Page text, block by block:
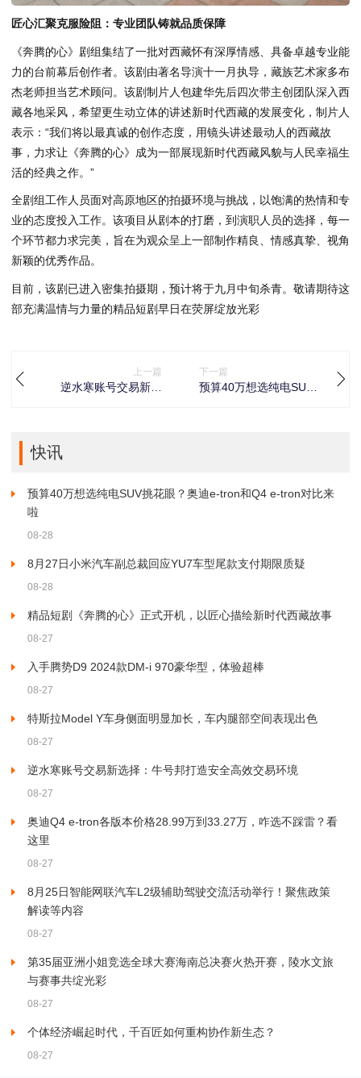
匠心汇聚克服险阻：专业团队铸就品质保障
《奔腾的心》剧组集结了一批对西藏怀有深厚情感、具备卓越专业能
力的台前幕后创作者。该剧由著名导演十一月执导，藏族艺术家多布
杰老师担当艺术顾问。该剧制片人包建华先后四次带主创团队深入西
藏各地采风，希望更生动立体的讲述新时代西藏的发展变化，制片人
表示：“我们将以最真诚的创作态度，用镜头讲述最动人的西藏故
事，力求让《奔腾的心》成为一部展现新时代西藏风貌与人民幸福生
活的经典之作。”
全剧组工作人员面对高原地区的拍摄环境与挑战，以饱满的热情和专
业的态度投入工作。该项目从剧本的打磨，到演职人员的选择，每一
个环节都力求完美，旨在为观众呈上一部制作精良、情感真挚、视角
新颖的优秀作品。
目前，该剧已进入密集拍摄期，预计将于九月中旬杀青。敬请期待这
部充满温情与力量的精品短剧早日在荧屏绽放光彩
上一篇
逆水寒账号交易新选
下一篇
预算40万想选纯电SUV
快讯
预算40万想选纯电SUV挑花眼？奥迪e-tron和Q4 e-tron对比来
啦
08-28
8月27日小米汽车副总裁回应YU7车型尾款支付期限质疑
08-28
精品短剧《奔腾的心》正式开机，以匠心描绘新时代西藏故事
08-27
入手腾势D9 2024款DM-i 970豪华型，体验超棒
08-27
特斯拉Model Y车身侧面明显加长，车内腿部空间表现出色
08-27
逆水寒账号交易新选择：牛号邦打造安全高效交易环境
08-27
奥迪Q4 e-tron各版本价格28.99万到33.27万，咋选不踩雷？看
这里
08-27
8月25日智能网联汽车L2级辅助驾驶交流活动举行！聚焦政策
解读等内容
08-27
第35届亚洲小姐竞选全球大赛海南总决赛火热开赛，陵水文旅
与赛事共绽光彩
08-27
个体经济崛起时代，千百匠如何重构协作新生态？
08-27